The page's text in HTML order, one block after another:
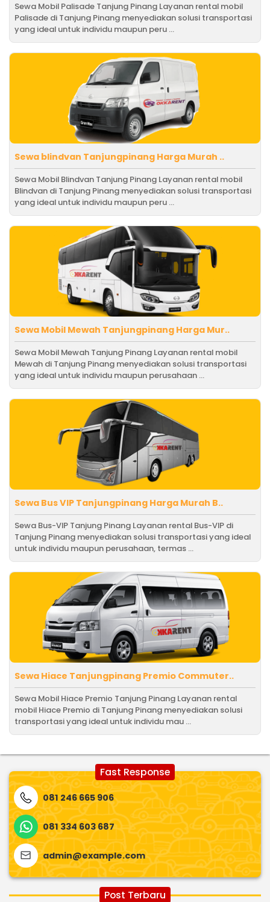
Sewa Mobil Palisade Tanjung Pinang Layanan rental mobil
Palisade di Tanjung Pinang menyediakan solusi transportasi
yang ideal untuk individu maupun peru ...
Sewa blindvan Tanjungpinang Harga Murah ..
Sewa Mobil Blindvan Tanjung Pinang Layanan rental mobil
Blindvan di Tanjung Pinang menyediakan solusi transportasi
yang ideal untuk individu maupun peru ...
Sewa Mobil Mewah Tanjungpinang Harga Mur..
Sewa Mobil Mewah Tanjung Pinang Layanan rental mobil
Mewah di Tanjung Pinang menyediakan solusi transportasi
yang ideal untuk individu maupun perusahaan ...
Sewa Bus VIP Tanjungpinang Harga Murah B..
Sewa Bus-VIP Tanjung Pinang Layanan rental Bus-VIP di
Tanjung Pinang menyediakan solusi transportasi yang ideal
untuk individu maupun perusahaan, termas ...
Sewa Hiace Tanjungpinang Premio Commuter..
Sewa Mobil Hiace Premio Tanjung Pinang Layanan rental
mobil Hiace Premio di Tanjung Pinang menyediakan solusi
transportasi yang ideal untuk individu mau ...
Fast Response
081 246 665 906
081 334 603 687
admin@example.com
Post Terbaru